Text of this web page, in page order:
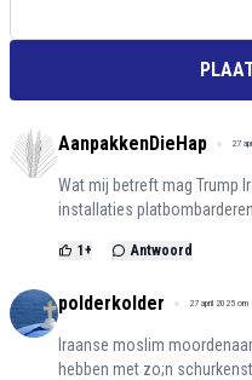
AanpakkenDieHap 27
Wat mij betreft mag Trump
installaties
1+ Antwoord
polderkolder 27 april 2025 om
Iraanse moslim
hebben met zo;n